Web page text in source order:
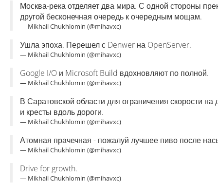
Москва-река отделяет два мира. С одной стороны
другой бесконечная очередь к очередным мощам.
— Mikhail Chukhlomin (@mihavxc)
Ушла эпоха. Перешел с Denwer на OpenServer.
— Mikhail Chukhlomin (@mihavxc)
Google I/O и Microsoft Build вдохновляют по полной.
— Mikhail Chukhlomin (@mihavxc)
В Саратовской области для ограничения скорости
и кресты вдоль дороги.
— Mikhail Chukhlomin (@mihavxc)
Атомная прачечная - пожалуй лучшее пиво после
— Mikhail Chukhlomin (@mihavxc)
Drive for growth.
— Mikhail Chukhlomin (@mihavxc)